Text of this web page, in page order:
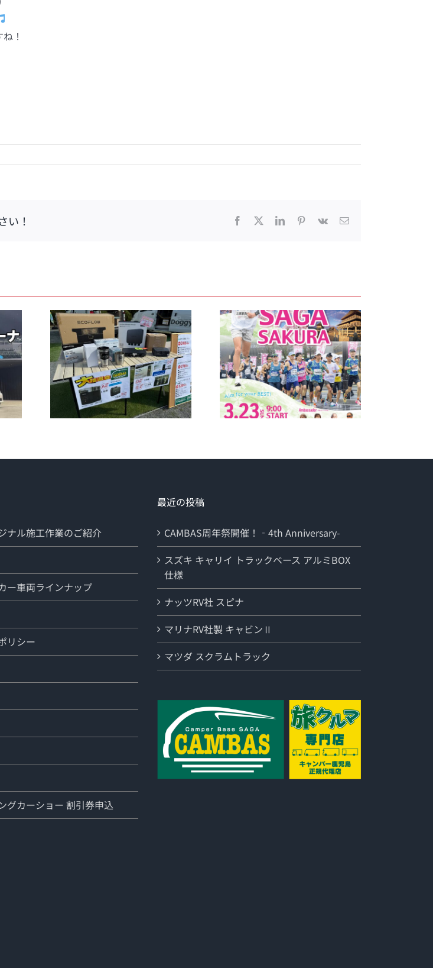
！
い！ Facebook LinkedInPinterest
Vk
電
ナル施工作業のご紹介
ー車両ラインナップ
リシー
グカーショー 割引券申込
最近の投稿
CAMBAS周年祭開催！‐4th Anniversary-
スズキ キャリイ トラックベース アルミBOX
仕様
ナッツRV社 スピナ
マリナRV社製 キャビンⅡ
マツダ スクラムトラック